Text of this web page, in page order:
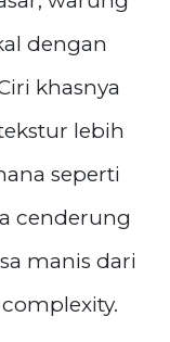
dengan
khasnya
lebih
seperti
cenderung
manis dari